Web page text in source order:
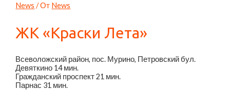
News / От News
ЖК «Краски Лета»
Всеволожский район, пос. Мурино, Петровский бул.
Девяткино 14 мин.
Гражданский проспект 21 мин.
Парнас 31 мин.